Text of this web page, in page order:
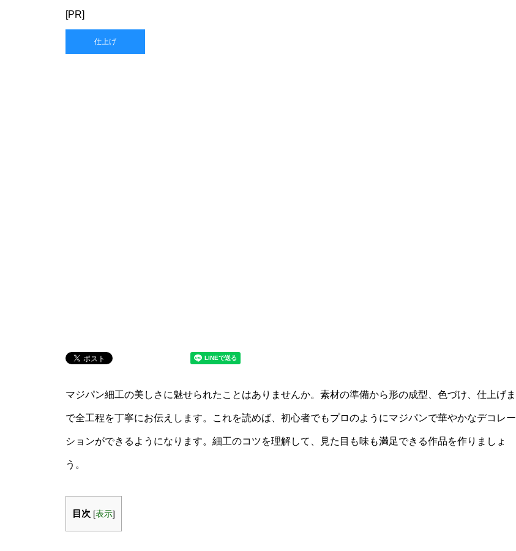
[PR]
仕上げ
マジパン細工の美しさに魅せられたことはありませんか。素材の準備から形の成型、色づけ、仕上げま
で全工程を丁寧にお伝えします。これを読めば、初心者でもプロのようにマジパンで華やかなデコレー
ションができるようになります。細工のコツを理解して、見た目も味も満足できる作品を作りましょ
う。
目次 [表示]